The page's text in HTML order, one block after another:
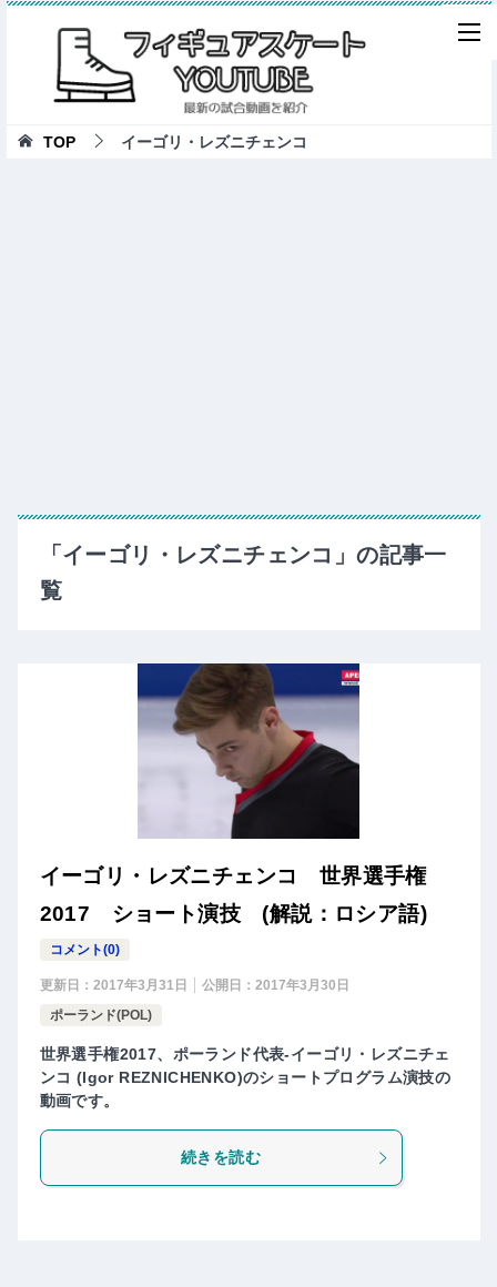
TOP イーゴリ・レズニチェンコ
「イーゴリ・レズニチェンコ」の記事一
覧
イーゴリ・レズニチェンコ 世界選手権
2017 ショート演技 (解説：ロシア語)
コメント(0)
更新日： 2017年3月31日 公開日： 2017年3月30日
ポーランド(POL)
世界選手権2017、ポーランド代表-イーゴリ・レズニチェ
ンコ (Igor REZNICHENKO)のショートプログラム演技の
動画です。
続きを読む